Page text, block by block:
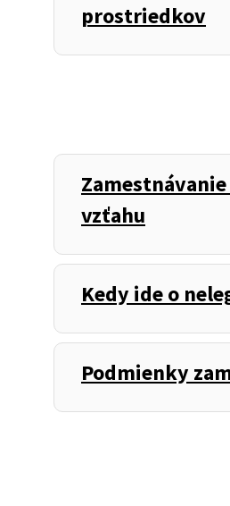
prostriedkov
vzťahu
Kedy ide o
Podmienky